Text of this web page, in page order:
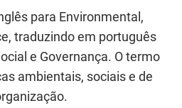
para Environmental,
traduzindo em português
e Governança. O termo
ambientais, sociais e de